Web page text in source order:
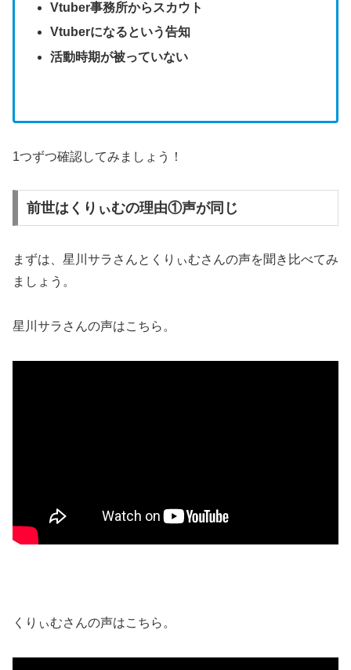
Vtuber事務所からスカウト
Vtuberになるという告知
活動時期が被っていない
1つずつ確認してみましょう！
前世はくりぃむの理由①声が同じ
まずは、星川サラさんとくりぃむさんの声を聞き比べてみ
ましょう。
星川サラさんの声はこちら。
くりぃむさんの声はこちら。